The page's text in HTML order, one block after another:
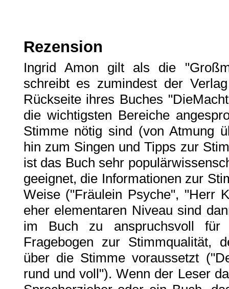
Rezension
Ingrid Amon gilt als die
schreibt es zumindest der
Rückseite ihres Buches
die wichtigsten Bereiche
Stimme nötig sind (von Atmung
hin zum Singen und Tipps zur
ist das Buch sehr
geeignet, die Informationen zur
Weise ("Fräulein Psyche", "Herr
eher elementaren Niveau sind
im Buch zu anspruchsvoll
Fragebogen zur Stimmqualität,
über die Stimme voraussetzt
rund und voll"). Wenn der Leser